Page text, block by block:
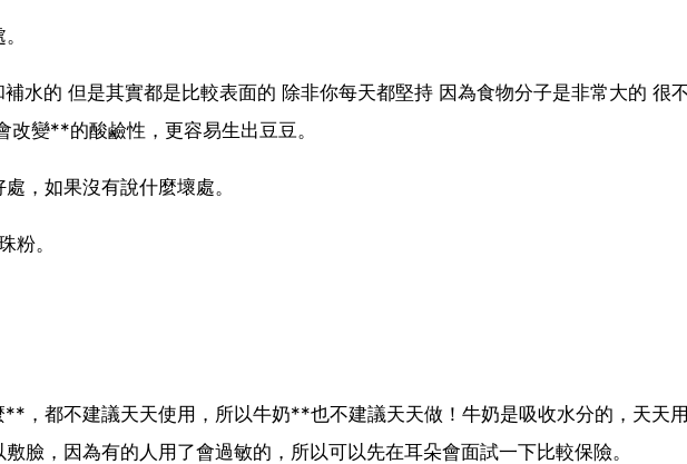
水的 但是其實都是比較表面的 除非你每天都堅持 因為食物分子是非常大的 很
變**的酸鹼性，更容易生出豆豆。
，如果沒有說什麼壞處。
粉。
，都不建議天天使用，所以牛奶**也不建議天天做！牛奶是吸收水分的，天天
臉，因為有的人用了會過敏的，所以可以先在耳朵會面試一下比較保險。